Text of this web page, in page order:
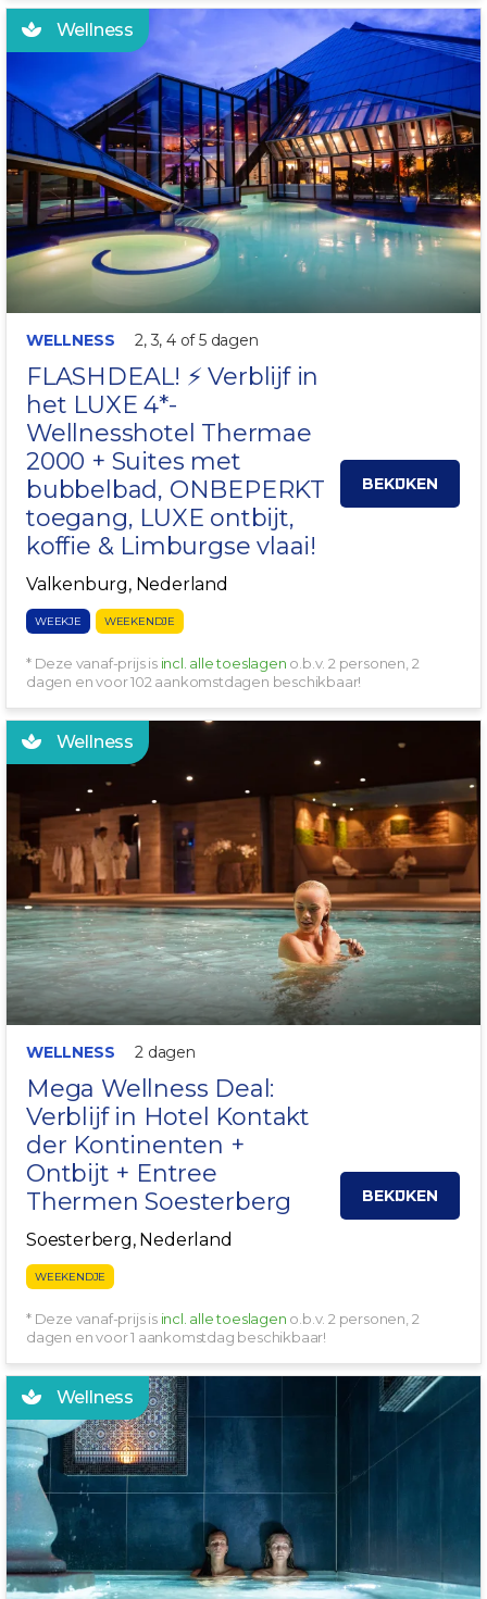
Wellness
INCL KOFFIE EN VLAAI
WELLNESS 2, 3, 4 of 5 dagen
FLASHDEAL! ⚡️ Verblijf in
het LUXE4*-
Wellnesshotel Thermae
2000 + Suites met
bubbelbad, ONBEPERKT
toegang, LUXE ontbijt,
koffie & Limburgse vlaai!
Valkenburg, Nederland
WEEKJE WEEKENDJE
BEKIJKEN
* Deze vanaf-prijs is incl. alle toeslagen o.b.v. 2 personen, 2
dagen en voor 102 aankomstdagen beschikbaar!
Wellness
INCL. WELLNESS
WELLNESS 2 dagen
Mega Wellness Deal:
Verblijf in Hotel Kontakt
der Kontinenten +
Ontbijt + Entree
Thermen Soesterberg
Soesterberg, Nederland
WEEKENDJE
BEKIJKEN
* Deze vanaf-prijs is incl. alle toeslagen o.b.v. 2 personen, 2
dagen en voor 1 aankomstdag beschikbaar!
Wellness
INCL. WELLNESS!